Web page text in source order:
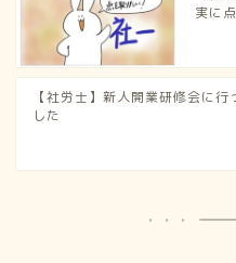
実に
【社労士】新人開業研修会に行
した